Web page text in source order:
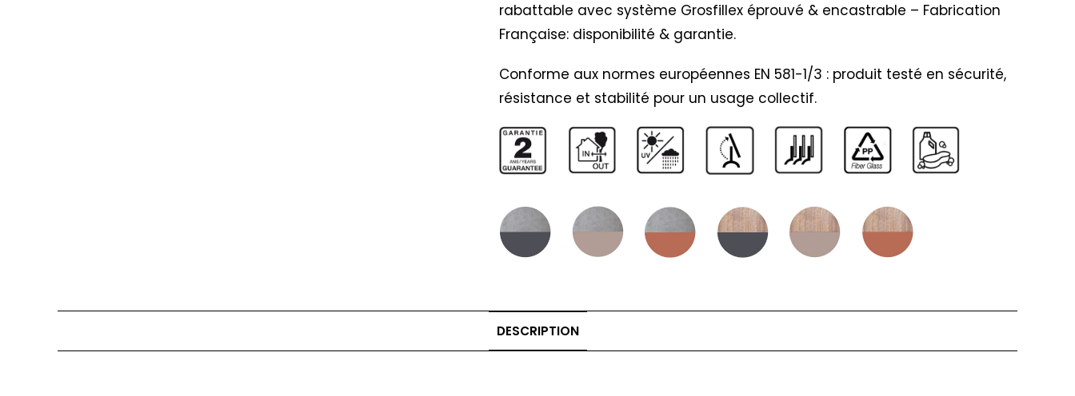
rabattable avec système Grosfillex éprouvé & encastrable – Fabrication
Française: disponibilité & garantie.
Conforme aux normes européennes EN 581-1/3 : produit testé en sécurité,
résistance et stabilité pour un usage collectif.
DESCRIPTION